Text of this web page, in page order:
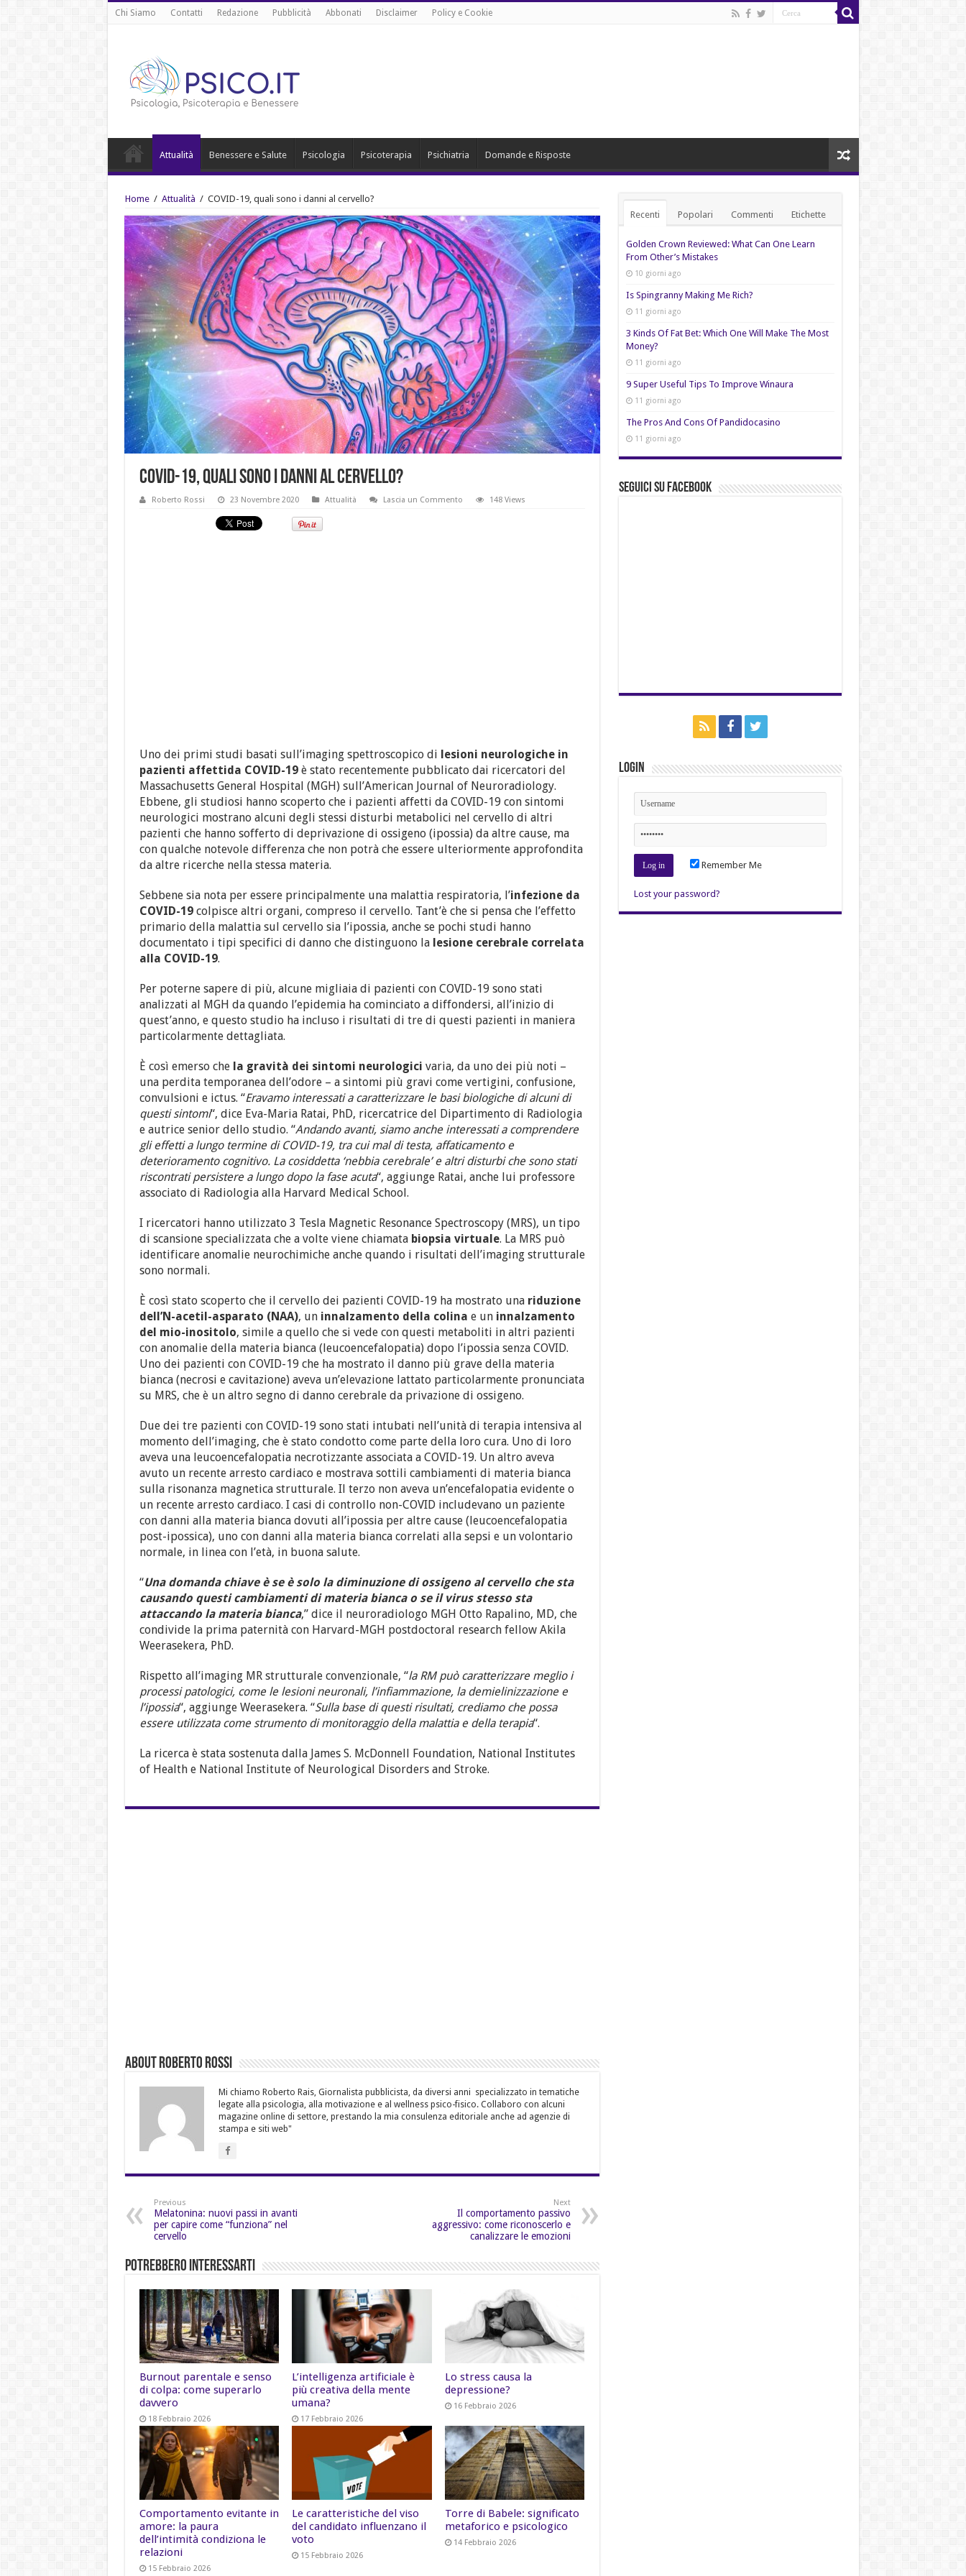
Chi Siamo Contatti Redazione Pubblicità Abbonati Disclaimer Policy e Cookie
Attualità Benessere e Salute Psicologia Psicoterapia Psichiatria Domande e Risposte
Home / Attualità / COVID-19, quali sono i danni al cervello?
COVID-19, quali sono i danni al cervello?
Roberto Rossi 23 Novembre 2020 Attualità Lascia un Commento 148 Views
Uno dei primi studi basati sull’imaging spettroscopico di lesioni neurologiche in
pazienti affettida COVID-19è stato recentemente pubblicato dai ricercatori del
Massachusetts General Hospital (MGH) sull’American Journal of Neuroradiology.
Ebbene, gli studiosi hanno scoperto che i pazienti affetti da COVID-19 con sintomi
neurologici mostrano alcuni degli stessi disturbi metabolici nel cervello di altri
pazienti che hanno sofferto di deprivazione di ossigeno (ipossia) da altre cause, ma
con qualche notevole differenza che non potrà che essere ulteriormente approfondita
da altre ricerche nella stessa materia.
Sebbene sia nota per essere principalmente una malattia respiratoria, l’infezione da
COVID-19 colpisce altri organi, compreso il cervello. Tant’è che si pensa che l’effetto
primario della malattia sul cervello sia l’ipossia, anche se pochi studi hanno
documentato i tipi specifici di danno che distinguono la lesione cerebrale correlata
alla COVID-19.
Per poterne sapere di più, alcune migliaia di pazienti con COVID-19 sono stati
analizzati al MGH da quando l’epidemia ha cominciato a diffondersi, all’inizio di
quest’anno, e questo studio ha incluso i risultati di tre di questi pazienti in maniera
particolarmente dettagliata.
È così emerso che la gravità dei sintomi neurologici varia, da uno dei più noti –
una perdita temporanea dell’odore – a sintomi più gravi come vertigini, confusione,
convulsioni e ictus. “Eravamo interessati a caratterizzare le basi biologiche di alcuni di
questi sintomi“, dice Eva-Maria Ratai, PhD, ricercatrice del Dipartimento di Radiologia
e autrice senior dello studio. “Andando avanti, siamo anche interessati a comprendere
gli effetti a lungo termine di COVID-19, tra cui mal di testa, affaticamento e
deterioramento cognitivo. La cosiddetta ‘nebbia cerebrale’ e altri disturbi che sono stati
riscontrati persistere a lungo dopo la fase acuta“, aggiunge Ratai, anche lui professore
associato di Radiologia alla Harvard Medical School.
I ricercatori hanno utilizzato 3 Tesla Magnetic Resonance Spectroscopy (MRS), un tipo
di scansione specializzata che a volte viene chiamata biopsia virtuale. La MRS può
identificare anomalie neurochimiche anche quando i risultati dell’imaging strutturale
sono normali.
È così stato scoperto che il cervello dei pazienti COVID-19 ha mostrato una riduzione
dell’N-acetil-asparato (NAA), un innalzamento della colina e un innalzamento
del mio-inositolo, simile a quello che si vede con questi metaboliti in altri pazienti
con anomalie della materia bianca (leucoencefalopatia) dopo l’ipossia senza COVID.
Uno dei pazienti con COVID-19 che ha mostrato il danno più grave della materia
bianca (necrosi e cavitazione) aveva un’elevazione lattato particolarmente pronunciata
su MRS, che è un altro segno di danno cerebrale da privazione di ossigeno.
Due dei tre pazienti con COVID-19 sono stati intubati nell’unità di terapia intensiva al
momento dell’imaging, che è stato condotto come parte della loro cura. Uno di loro
aveva una leucoencefalopatia necrotizzante associata a COVID-19. Un altro aveva
avuto un recente arresto cardiaco e mostrava sottili cambiamenti di materia bianca
sulla risonanza magnetica strutturale. Il terzo non aveva un’encefalopatia evidente o
un recente arresto cardiaco. I casi di controllo non-COVID includevano un paziente
con danni alla materia bianca dovuti all’ipossia per altre cause (leucoencefalopatia
post-ipossica), uno con danni alla materia bianca correlati alla sepsi e un volontario
normale, in linea con l’età, in buona salute.
“Una domanda chiave è se è solo la diminuzione di ossigeno al cervello che sta
causando questi cambiamenti di materia bianca o se il virus stesso sta
attaccando la materia bianca,” dice il neuroradiologo MGH Otto Rapalino, MD, che
condivide la prima paternità con Harvard-MGH postdoctoral research fellow Akila
Weerasekera, PhD.
Rispetto all’imaging MR strutturale convenzionale, “la RM può caratterizzare meglio i
processi patologici, come le lesioni neuronali, l’infiammazione, la demielinizzazione e
l’ipossia“, aggiunge Weerasekera. “Sulla base di questi risultati, crediamo che possa
essere utilizzata come strumento di monitoraggio della malattia e della terapia“.
La ricerca è stata sostenuta dalla James S. McDonnell Foundation, National Institutes
of Health e National Institute of Neurological Disorders and Stroke.
About Roberto Rossi
Mi chiamo Roberto Rais, Giornalista pubblicista, da diversi anni specializzato in tematiche
legate alla psicologia, alla motivazione e al wellness psico-fisico. Collaboro con alcuni
magazine online di settore, prestando la mia consulenza editoriale anche ad agenzie di
stampa e siti web"
Previous
Melatonina: nuovi passi in avanti
per capire come “funziona” nel
cervello
Next
Il comportamento passivo
aggressivo: come riconoscerlo e
canalizzare le emozioni
Potrebbero Interessarti
Burnout parentale e senso
di colpa: come superarlo
davvero
18 Febbraio 2026
L’intelligenza artificiale è
più creativa della mente
umana?
17 Febbraio 2026
Lo stress causa la
depressione?
16 Febbraio 2026
Comportamento evitante in
amore: la paura
dell’intimità condiziona le
relazioni
15 Febbraio 2026
Le caratteristiche del viso
del candidato influenzano il
voto
15 Febbraio 2026
Torre di Babele: significato
metaforico e psicologico
14 Febbraio 2026
Recenti Popolari Commenti Etichette
Golden Crown Reviewed: What Can One Learn
From Other’s Mistakes
10 giorni ago
Is Spingranny Making Me Rich?
11 giorni ago
3 Kinds Of Fat Bet: Which One Will Make The Most
Money?
11 giorni ago
9 Super Useful Tips To Improve Winaura
11 giorni ago
The Pros And Cons Of Pandidocasino
11 giorni ago
Seguici su Facebook
Login
Remember Me
Lost your password?